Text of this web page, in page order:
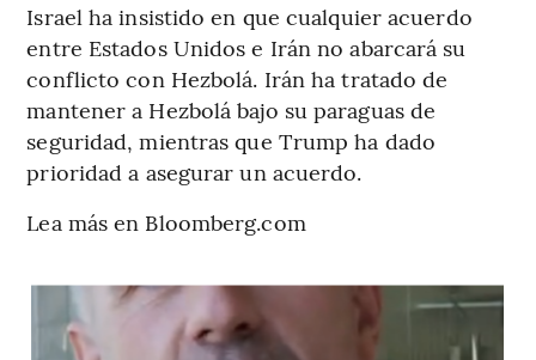
Israel ha insistido en que cualquier acuerdo
entre Estados Unidos e Irán no abarcará su
conflicto con Hezbolá. Irán ha tratado de
mantener a Hezbolá bajo su paraguas de
seguridad, mientras que Trump ha dado
prioridad a asegurar un acuerdo.
Lea más en Bloomberg.com